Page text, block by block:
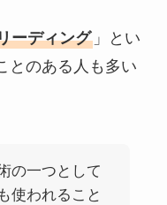
ーディング」とい
とのある人も多い
の一つとして
使われること